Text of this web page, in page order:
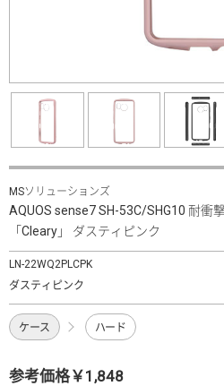
MSソリューションズ
AQUOS sense7 SH-53C/SHG10 耐衝
「Cleary」 ダスティピンク
LN-22WQ2PLCPK
ダスティピンク
ケース ハード
参考価格￥1,848